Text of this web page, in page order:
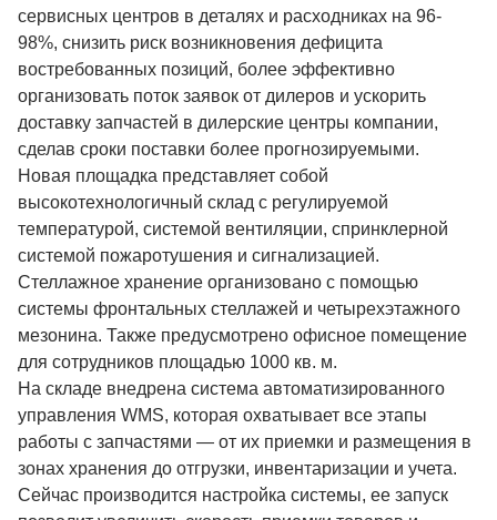
сервисных центров в деталях и расходниках на 96-
98%, снизить риск возникновения дефицита
востребованных позиций, более эффективно
организовать поток заявок от дилеров и ускорить
доставку запчастей в дилерские центры компании,
сделав сроки поставки более прогнозируемыми.
Новая площадка представляет собой
высокотехнологичный склад с регулируемой
температурой, системой вентиляции, спринклерной
системой пожаротушения и сигнализацией.
Стеллажное хранение организовано с помощью
системы фронтальных стеллажей и четырехэтажного
мезонина. Также предусмотрено офисное помещение
для сотрудников площадью 1000 кв. м.
На складе внедрена система автоматизированного
управления WMS, которая охватывает все этапы
работы с запчастями — от их приемки и размещения в
зонах хранения до отгрузки, инвентаризации и учета.
Сейчас производится настройка системы, ее запуск